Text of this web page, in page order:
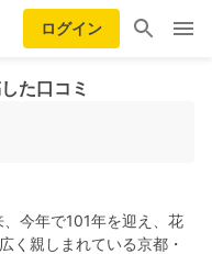
ログイン
た口コミ
今年で101年を迎え、花
く親しまれている京都・